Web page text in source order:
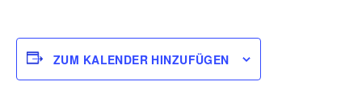
ZUM KALENDER HINZUFÜGEN